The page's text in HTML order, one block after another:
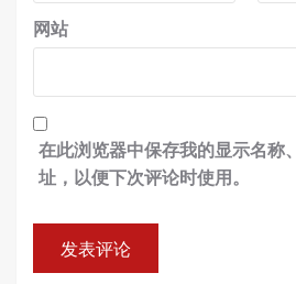
网站
在此浏览器中保存我的显示名称
址，以便下次评论时使用。